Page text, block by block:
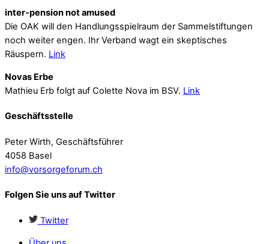
inter-pension not amused
Die OAK will den Handlungsspielraum der Sammelstiftungen
noch weiter engen. Ihr Verband wagt ein skeptisches
Räuspern. Link
Novas Erbe
Mathieu Erb folgt auf Colette Nova im BSV. Link
Geschäftsstelle
Peter Wirth, Geschäftsführer
4058 Basel
info@vorsorgeforum.ch
Folgen Sie uns auf Twitter
Twitter